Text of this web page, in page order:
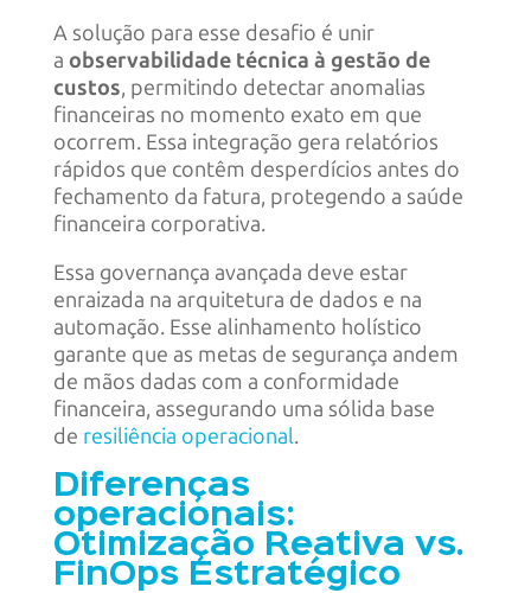
A solução para esse desafio é unir
a observabilidade técnica à gestão de
custos, permitindo detectar anomalias
financeiras no momento exato em que
ocorrem. Essa integração gera relatórios
rápidos que contêm desperdícios antes do
fechamento da fatura, protegendo a saúde
financeira corporativa.
Essa governança avançada deve estar
enraizada na arquitetura de dados e na
automação. Esse alinhamento holístico
garante que as metas de segurança andem
de mãos dadas com a conformidade
financeira, assegurando uma sólida base
de resiliência operacional.
Diferenças
operacionais:
Otimização Reativa vs.
FinOps Estratégico